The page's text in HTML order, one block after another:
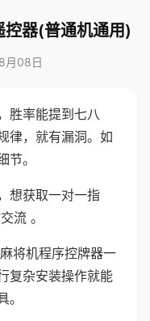
器(普通机通用)
月08日
胜率能提到七八
律，就有漏洞。如
。
想获取一对一指
流 。
将机程序控牌器一
复杂安装操作就能